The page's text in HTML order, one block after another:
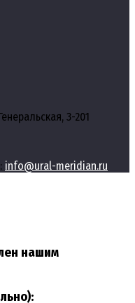
3-201
info@ural-meridian.ru
нашим